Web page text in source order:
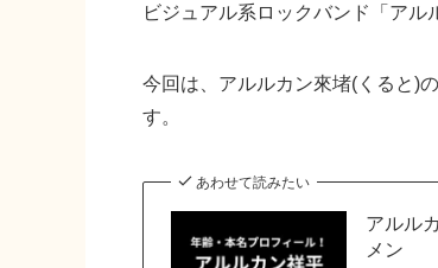
ビジュアル系ロックバンド「アル
今回は、アルルカン來堵(くると)
す。
あわせて読みたい
アルル
メン